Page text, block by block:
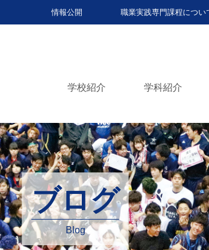
情報公開 職業実践専門課程につい
学校紹介 学科紹介
ブログ
Blog